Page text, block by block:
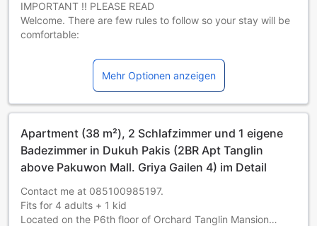
IMPORTANT !! PLEASE READ
Welcome. There are few rules to follow so your stay will be
comfortable:
2. No Smoking inside
3. Deposit IDR 300K needed to be paid to BCA no
8620390489 an. Elvin and will be refunded upon Check
Mehr Optionen anzeigen
Apartment (38 m²), 2 Schlafzimmer und 1 eigene
Badezimmer in Dukuh Pakis (2BR Apt Tanglin
above Pakuwon Mall. Griya Gailen 4) im Detail
Contact me at 085100985197.
Fits for 4 adults + 1 kid
Located on the P6th floor of Orchard Tanglin Mansion